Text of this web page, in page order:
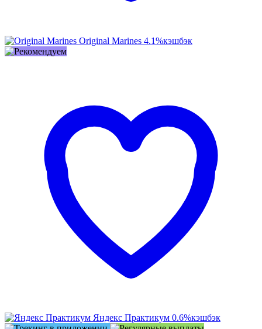
Original Marines 4.1%кэшбэк
Яндекс Практикум 0.6%кэшбэк